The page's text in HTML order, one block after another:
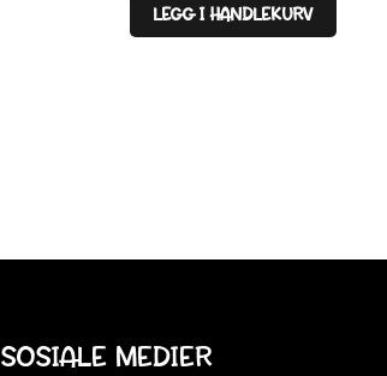
LEGG I HANDLEKURV
SOSIALE MEDIER